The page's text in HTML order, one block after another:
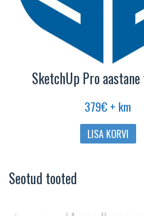
SketchUp Pro
379€+ km
LISA KORVI
Seotud tooted